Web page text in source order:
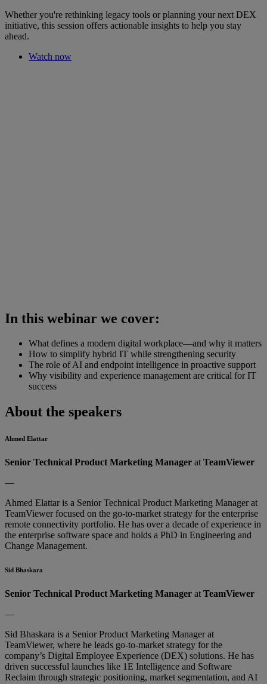
Whether you're rethinking legacy tools or planning your next DEX
initiative, this session offers actionable insights to help you stay
ahead.
Watch now
In this webinar we cover:
What defines a modern digital workplace—and why it matters
How to simplify hybrid IT while strengthening security
The role of AI and endpoint intelligence in proactive support
Why visibility and experience management are critical for IT
success
About the speakers
Ahmed Elattar
Senior Technical Product Marketing Manager at TeamViewer
—
Ahmed Elattar is a Senior Technical Product Marketing Manager at
TeamViewer focused on the go-to-market strategy for the enterprise
remote connectivity portfolio. He has over a decade of experience in
the enterprise software space and holds a PhD in Engineering and
Change Management.
Sid Bhaskara
Senior Technical Product Marketing Manager at TeamViewer
—
Sid Bhaskara is a Senior Product Marketing Manager at
TeamViewer, where he leads go-to-market strategy for the
company’s Digital Employee Experience (DEX) solutions. He has
driven successful launches like 1E Intelligence and Software
Reclaim through strategic positioning, market segmentation, and AI